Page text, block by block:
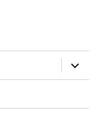
öffnen